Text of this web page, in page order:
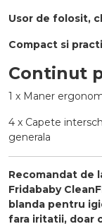
Usor de folosit,
Compact si
Continut
1 x Maner
4 x Capete
generala
Recomandat de
Fridababy
blanda pentru
fara iritatii, doar